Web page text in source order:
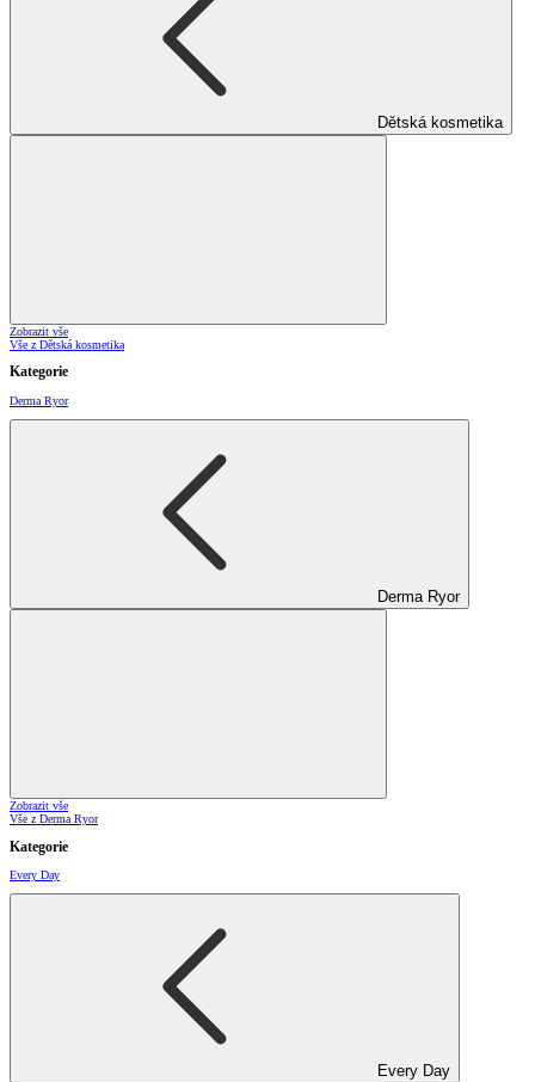
Dětská kosmetika
Zobrazit vše
Vše z Dětská kosmetika
Kategorie
Derma Ryor
Derma Ryor
Zobrazit vše
Vše z Derma Ryor
Kategorie
Every Day
Every Day